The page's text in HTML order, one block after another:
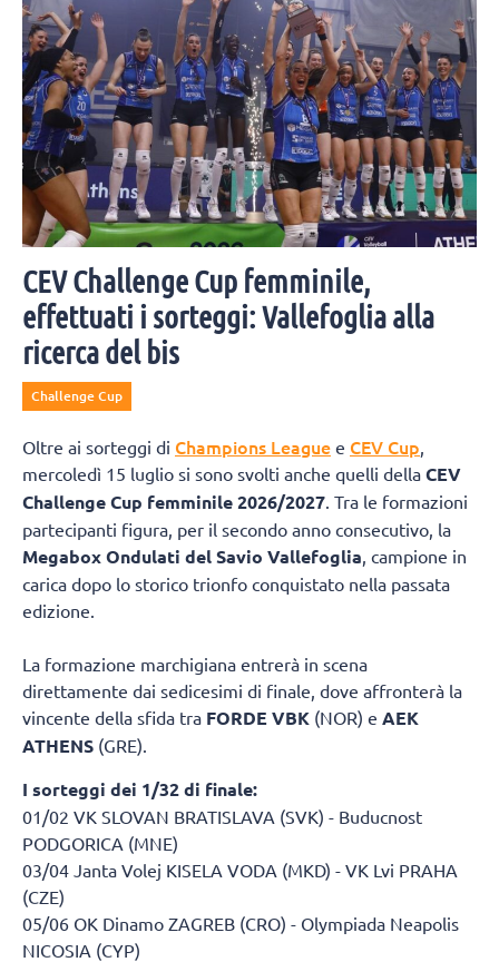
CEV Challenge Cup femminile,
effettuati i sorteggi: Vallefoglia alla
ricerca del bis
Challenge Cup
Oltre ai sorteggi di Champions League e CEV Cup
mercoledì 15 luglio si sono svolti anche quelli della CEV
Challenge Cup femminile 2026/2027 . Tra le formazioni
partecipanti figura, per il secondo anno consecutivo, la
Megabox Ondulati del Savio Vallefoglia , campione in
carica dopo lo storico trionfo conquistato nella passata
edizione.
La formazione marchigiana entrerà in scena
direttamente dai sedicesimi di finale, dove affronterà la
vincente della sfida tra FORDE VBK (NOR) e AEK
ATHENS (GRE).
I sorteggi dei 1/32 di finale:
01/02 VK SLOVAN BRATISLAVA (SVK) - Buducnost
PODGORICA (MNE)
03/04 Janta Volej KISELA VODA (MKD) - VK Lvi PRAHA
(CZE)
05/06 OK Dinamo ZAGREB (CRO) - Olympiada Neapolis
NICOSIA (CYP)